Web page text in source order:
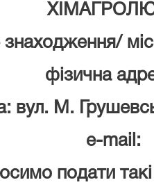
знаходження/
фізична
вул. М.
e-mail:
подати